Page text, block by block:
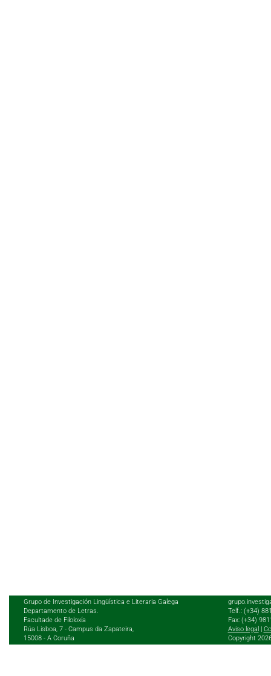
Grupo de Investigación Lingüística e Literaria Galega
Departamento de Letras.
Facultade de Filoloxía
Rúa Lisboa, 7 - Campus da Zapateira,
15008 - A Coruña
Telf.: (+34)
Fax: (+34)
Aviso legal
Copyright